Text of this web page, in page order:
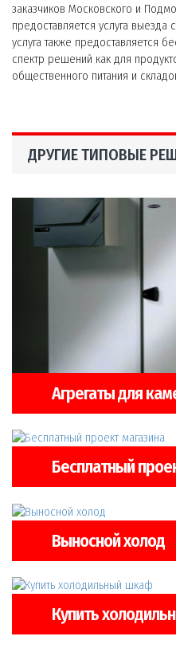
заказчиков Московского и
предоставляется услуга выезда
услуга также предоставляется
спектр решений как для
общественного питания и
ДРУГИЕ ТИПОВЫЕ
Агрегаты для
Бесплатный
Выносной холод
Купить